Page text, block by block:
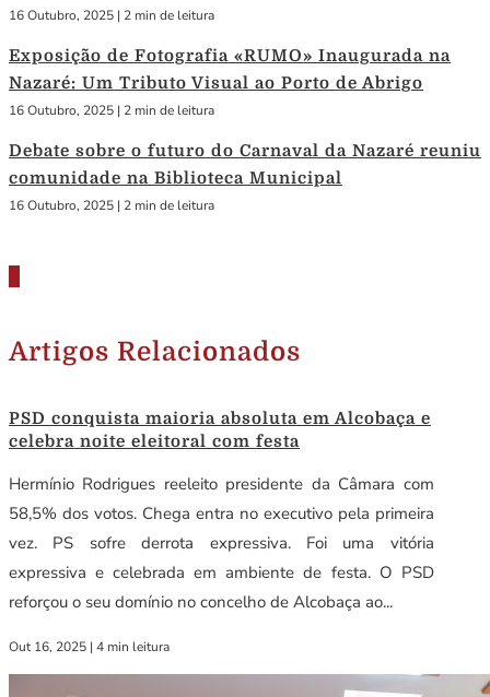
16 Outubro, 2025 | 2 min de leitura
Exposição de Fotografia «RUMO» Inaugurada na
Nazaré: Um Tributo Visual ao Porto de Abrigo
16 Outubro, 2025 | 2 min de leitura
Debate sobre o futuro do Carnaval da Nazaré reuniu
comunidade na Biblioteca Municipal
16 Outubro, 2025 | 2 min de leitura
Artigos Relacionados
PSD conquista maioria absoluta em Alcobaça e
celebra noite eleitoral com festa
Hermínio Rodrigues reeleito presidente da Câmara com
58,5% dos votos. Chega entra no executivo pela primeira
vez. PS sofre derrota expressiva. Foi uma vitória
expressiva e celebrada em ambiente de festa. O PSD
reforçou o seu domínio no concelho de Alcobaça ao...
Out 16, 2025 | 4 min leitura